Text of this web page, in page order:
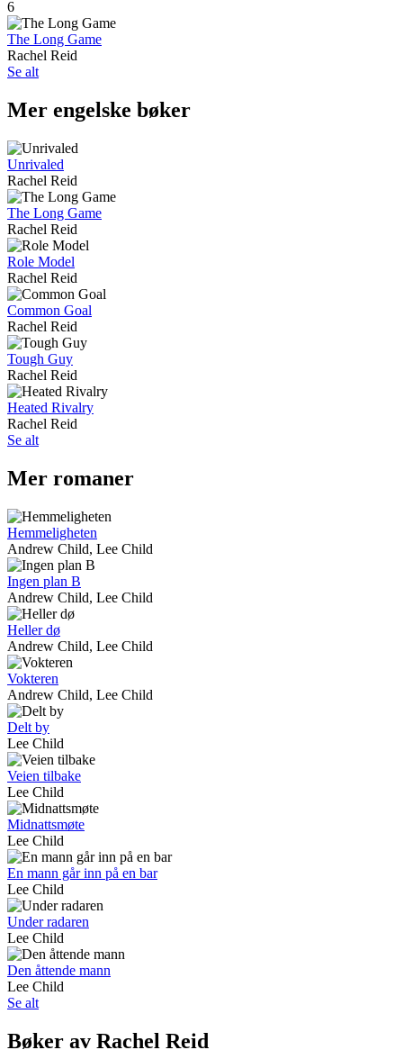
6
The Long Game
Rachel Reid
Se alt
Mer engelske bøker
Unrivaled
Rachel Reid
The Long Game
Rachel Reid
Role Model
Rachel Reid
Common Goal
Rachel Reid
Tough Guy
Rachel Reid
Heated Rivalry
Rachel Reid
Se alt
Mer romaner
Hemmeligheten
Andrew Child, Lee Child
Ingen plan B
Andrew Child, Lee Child
Heller dø
Andrew Child, Lee Child
Vokteren
Andrew Child, Lee Child
Delt by
Lee Child
Veien tilbake
Lee Child
Midnattsmøte
Lee Child
En mann går inn på en bar
Lee Child
Under radaren
Lee Child
Den åttende mann
Lee Child
Se alt
Bøker av Rachel Reid